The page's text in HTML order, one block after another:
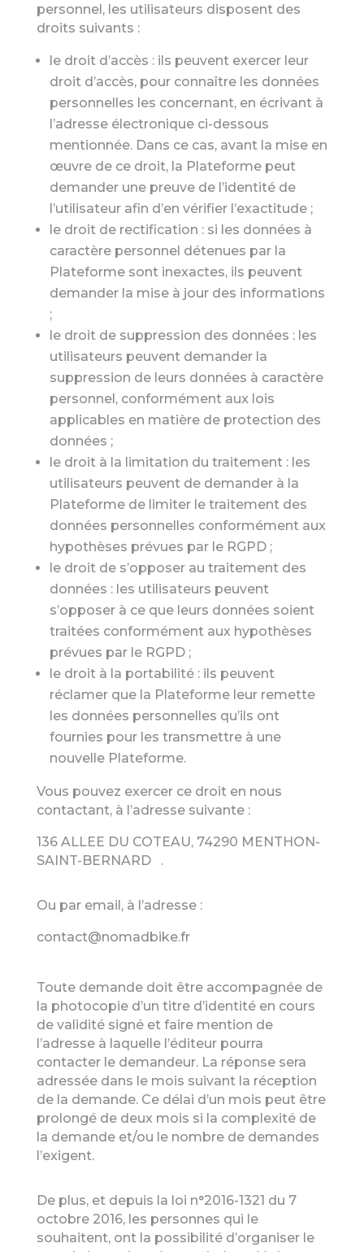
personnel, les utilisateurs disposent des
droits suivants :
le droit d’accès : ils peuvent exercer leur
droit d’accès, pour connaître les données
personnelles les concernant, en écrivant à
l’adresse électronique ci-dessous
mentionnée. Dans ce cas, avant la mise en
œuvre de ce droit, la Plateforme peut
demander une preuve de l’identité de
l’utilisateur afin d’en vérifier l’exactitude ;
le droit de rectification : si les données à
caractère personnel détenues par la
Plateforme sont inexactes, ils peuvent
demander la mise à jour des informations
;
le droit de suppression des données : les
utilisateurs peuvent demander la
suppression de leurs données à caractère
personnel, conformément aux lois
applicables en matière de protection des
données ;
le droit à la limitation du traitement : les
utilisateurs peuvent de demander à la
Plateforme de limiter le traitement des
données personnelles conformément aux
hypothèses prévues par le RGPD ;
le droit de s’opposer au traitement des
données : les utilisateurs peuvent
s’opposer à ce que leurs données soient
traitées conformément aux hypothèses
prévues par le RGPD ;
le droit à la portabilité : ils peuvent
réclamer que la Plateforme leur remette
les données personnelles qu’ils ont
fournies pour les transmettre à une
nouvelle Plateforme.
Vous pouvez exercer ce droit en nous
contactant, à l’adresse suivante :
136 ALLEE DU COTEAU, 74290 MENTHON-
SAINT-BERNARD
.
Ou par email, à l’adresse :
contact@nomadbike.fr
Toute demande doit être accompagnée de
la photocopie d’un titre d’identité en cours
de validité signé et faire mention de
l’adresse à laquelle l’éditeur pourra
contacter le demandeur. La réponse sera
adressée dans le mois suivant la réception
de la demande. Ce délai d’un mois peut être
prolongé de deux mois si la complexité de
la demande et/ou le nombre de demandes
l’exigent.
De plus, et depuis la loi n°2016-1321 du 7
octobre 2016, les personnes qui le
souhaitent, ont la possibilité d’organiser le